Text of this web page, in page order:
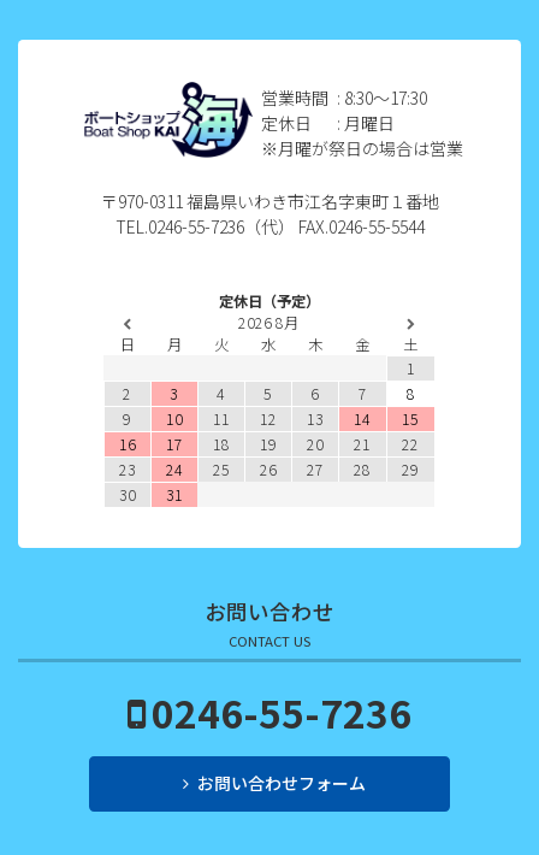
2022年11月
2022年9月
2022年7月
2022年5月
2022年4月
2022年3月
2022年2月
営業時間 : 8:30〜17:30
定休日
: 月曜日
※月曜が祭日の場合は営業
〒970-0311 福島県いわき市江名字東町１番地
TEL.0246-55-7236（代） FAX.0246-55-5544
定休日（予定）
20268月
日
月 火 水 木 金
土
1
2
3 4 5 6 7
8
9
10 11 12 13 14
15
16
17 18 19 20 21
22
23
24 25 26 27 28
29
30
31
お問い合わせ
CONTACT US
0246-55-7236
お問い合わせフォーム